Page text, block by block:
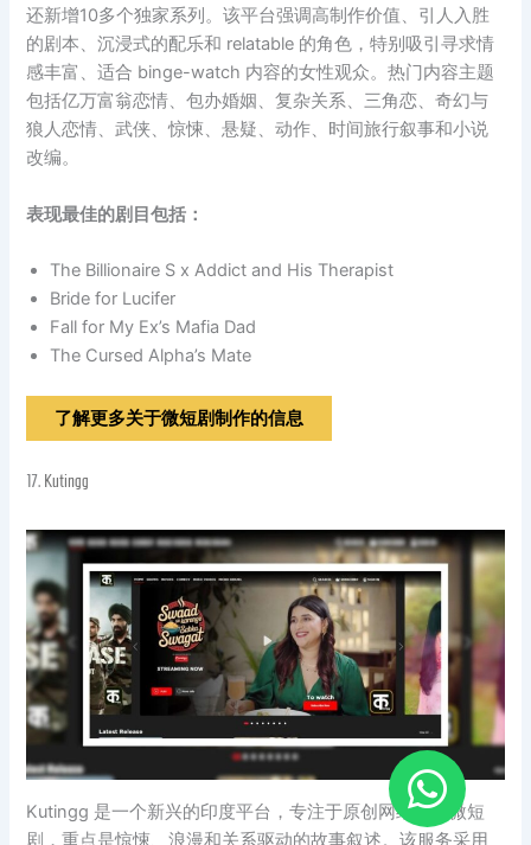
还新增10多个独家系列。该平台强调高制作价值、引人入胜
的剧本、沉浸式的配乐和 relatable 的角色，特别吸引寻求情
感丰富、适合 binge-watch 内容的女性观众。热门内容主题
包括亿万富翁恋情、包办婚姻、复杂关系、三角恋、奇幻与
狼人恋情、武侠、惊悚、悬疑、动作、时间旅行叙事和小说
改编。
表现最佳的剧目包括：
The Billionaire S x Addict and His Therapist
Bride for Lucifer
Fall for My Ex’s Mafia Dad
The Cursed Alpha’s Mate
了解更多关于微短剧制作的信息
17. Kutingg
Kutingg 是一个新兴的印度平台，专注于原创网络剧和微短
剧，重点是惊悚、浪漫和关系驱动的故事叙述。该服务采用